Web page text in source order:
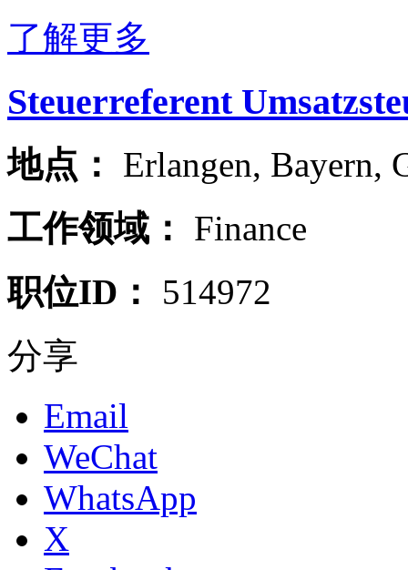
了解更多
Steuerreferent
地点： Erlangen, Bayern,
工作领域： Finance
职位ID： 514972
分享
Email
WeChat
WhatsApp
X